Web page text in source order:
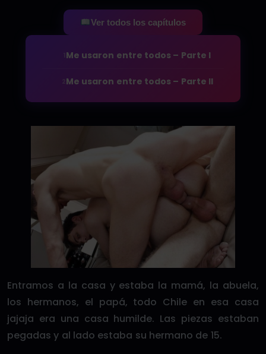
Ver todos los capítulos
Me usaron entre todos – Parte I
Me usaron entre todos – Parte II
Entramos a la casa y estaba la mamá, la abuela,
los hermanos, el papá, todo Chile en esa casa
jajaja era una casa humilde. Las piezas estaban
pegadas y al lado estaba su hermano de 15.